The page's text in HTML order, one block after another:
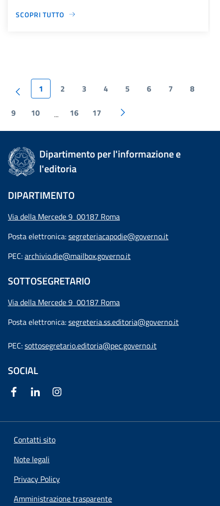
SCOPRI TUTTO
1 2 3 4 5 6 7 8
9 10 ... 16 17
Dipartimento per l'informazione e
l'editoria
DIPARTIMENTO
Via della Mercede 9 00187 Roma
Posta elettronica:segreteriacapodie@governo.it
PEC:archivio.die@mailbox.governo.it
SOTTOSEGRETARIO
Via della Mercede 9 00187 Roma
Posta elettronica:segreteria.ss.editoria@governo.it
PEC:sottosegretario.editoria@pec.governo.it
SOCIAL
Contatti sito
Note legali
Privacy Policy
Amministrazione trasparente